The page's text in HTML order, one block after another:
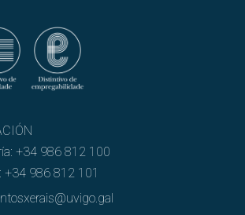
colaboradoras
+34 986 812 100
+34 986 812 101